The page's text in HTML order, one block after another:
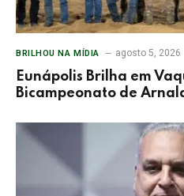
BRILHOU NA MÍDIA agosto 5, 2026
Eunápolis Brilha em
Bicampeonato de